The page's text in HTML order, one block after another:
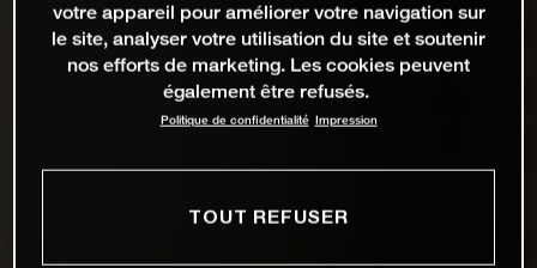
votre appareil pour améliorer votre navigation sur
le site, analyser votre utilisation du site et soutenir
nos efforts de marketing. Les cookies peuvent
également être refusés.
Politique de confidentialité Impression
TOUT REFUSER